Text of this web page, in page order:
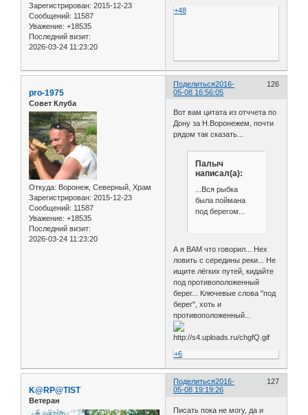
Зарегистрирован: 2015-12-23
Сообщений: 11587
Уважение: +18535
Последний визит:
2026-03-24 11:23:20
+48
Поделиться 126
2016-
05-08 16:56:05
pro-1975
Совет Клуба
Откуда: Воронеж, Северный, Храм
Зарегистрирован: 2015-12-23
Сообщений: 11587
Уважение: +18535
Последний визит:
2026-03-24 11:23:20
Вот вам цитата из отччета по
Дону за Н.Воронежем, почти
рядом так сказать...
Палыч
написал(а):
...Вся рыбка
была поймана
под берегом...
А я ВАМ что говорил... Нех
ловить с середины реки... Не
ищите лёгких путей, кидайте
под противоположенный
берег... Ключевые слова "под
берег", хоть и
противоположенный...
+6
Поделиться 127
2016-
05-08 19:19:26
K@RP@TIST
Ветеран
Писать пока не могу, да и